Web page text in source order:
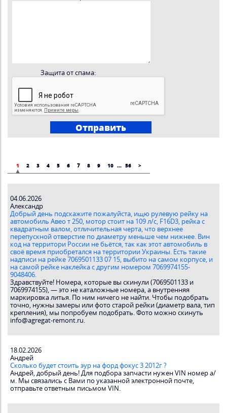
Защита от спама:
1 2 3 4 5 6 7 8 9 10 ... 56 >
04.06.2026
Александр
Добрый день подскажите пожалуйста, ищю рулевую рейку на
автомобиль Авео т 250, мотор стоит на 109 л/с, F16D3, рейка с
квадратным валом, отличительная черта, что верхнее
перепускной отверстие по диаметру меньше чем нижнее. Вин
код на территори России не бьётся, так как этот автомобиль в
своё время приобретался на территории Украины. Есть такие
надписи на рейке 7069501133 07 15, выбито на самом корпусе, и
на самой рейке наклейка с другим номером 7069974155-
9048406.
Здравствуйте! Номера, которые вы скинули (7069501133 и
7069974155), — это не каталожные номера, а внутренняя
маркировка литья. По ним ничего не найти. Чтобы подобрать
точно, нужны замеры или фото старой рейки (диаметр вала, тип
крепления), мы попробуем подобрать. Фото можно скинуть
info@agregat-remont.ru.
18.02.2026
Андрей
Сколько будет стоить эур на форд фокус 3 2012г ?
Андрей, добрый день! Для подбора запчасти нужен VIN номер а/
м. Мы связались с Вами по указанной электронной почте,
отправьте ответным письмом VIN.